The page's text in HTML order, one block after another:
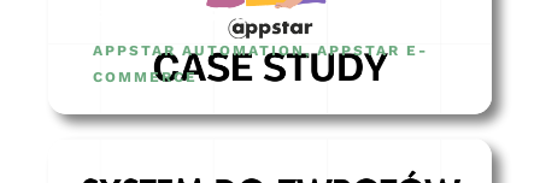
sklep – CASE STUDY
APPSTAR AUTOMATION,APPSTAR E-
COMMERCE